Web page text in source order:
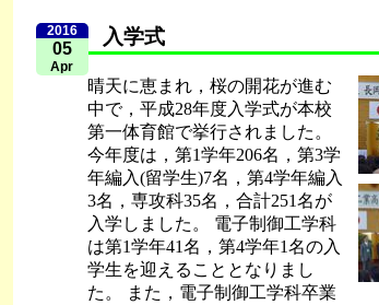
2016
05
Apr
入学式
晴天に恵まれ，桜の開花が進む
中で，平成28年度入学式が本校
第一体育館で挙行されました。
今年度は，第1学年206名，第3学
年編入(留学生)7名，第4学年編入
3名，専攻科35名，合計251名が
入学しました。 電子制御工学科
は第1学年41名，第4学年1名の入
学生を迎えることとなりまし
た。 また，電子制御工学科卒業